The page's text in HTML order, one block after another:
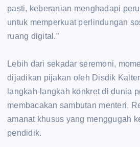
pasti, keberanian menghadapi
untuk memperkuat perlindungan
ruang digital.”
‎Lebih dari sekadar seremoni,
dijadikan pijakan oleh Disdik
langkah-langkah konkret di dunia
membacakan sambutan menteri,
amanat khusus yang menggugah
pendidik.